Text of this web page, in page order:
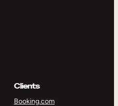
Clients
Booking.com